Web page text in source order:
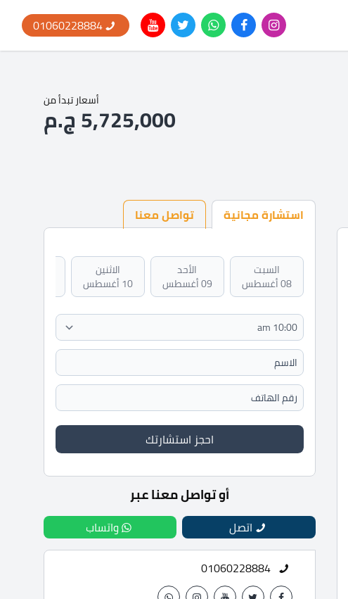
01060228884
أسعار تبدأ من5,725,000 ج.م
استشارة مجانية تواصل معنا
السبت
08 أغسطس
الأحد
09 أغسطس
الاثنين
10 أغسطس
احجز استشارتك
أو تواصل معنا عبر
اتصل
واتساب
01060228884